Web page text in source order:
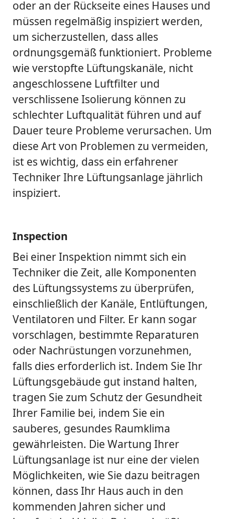
oder an der Rückseite eines Hauses und
müssen regelmäßig inspiziert werden,
um sicherzustellen, dass alles
ordnungsgemäß funktioniert. Probleme
wie verstopfte Lüftungskanäle, nicht
angeschlossene Luftfilter und
verschlissene Isolierung können zu
schlechter Luftqualität führen und auf
Dauer teure Probleme verursachen. Um
diese Art von Problemen zu vermeiden,
ist es wichtig, dass ein erfahrener
Techniker Ihre Lüftungsanlage jährlich
inspiziert.
Inspection
Bei einer Inspektion nimmt sich ein
Techniker die Zeit, alle Komponenten
des Lüftungssystems zu überprüfen,
einschließlich der Kanäle, Entlüftungen,
Ventilatoren und Filter. Er kann sogar
vorschlagen, bestimmte Reparaturen
oder Nachrüstungen vorzunehmen,
falls dies erforderlich ist. Indem Sie Ihr
Lüftungsgebäude gut instand halten,
tragen Sie zum Schutz der Gesundheit
Ihrer Familie bei, indem Sie ein
sauberes, gesundes Raumklima
gewährleisten. Die Wartung Ihrer
Lüftungsanlage ist nur eine der vielen
Möglichkeiten, wie Sie dazu beitragen
können, dass Ihr Haus auch in den
kommenden Jahren sicher und